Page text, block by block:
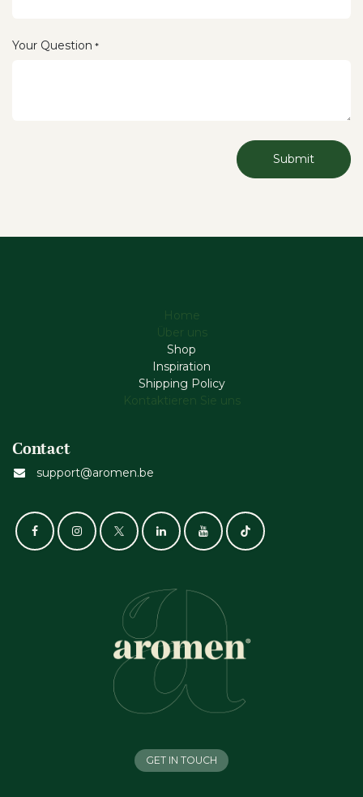
Your Question *
Submit
Home
Über uns
Shop
Inspiration
Shipping Policy
Kontaktieren Sie uns
Contact
support@aromen.be
GET IN TOUCH